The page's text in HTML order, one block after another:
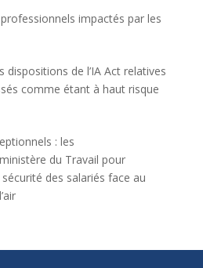
professionnels impactés par les
dispositions de l’IA Act relatives
comme étant à haut risque
: les
du Travail pour
des salariés face au